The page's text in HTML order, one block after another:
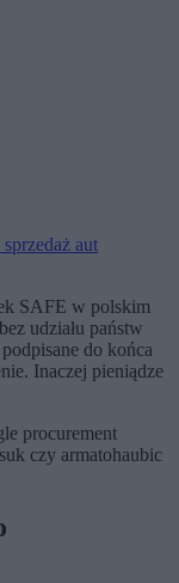
aut
SAFE w polskim
udziału państw
do końca
Inaczej pieniądze
procurement
czy armatohaubic